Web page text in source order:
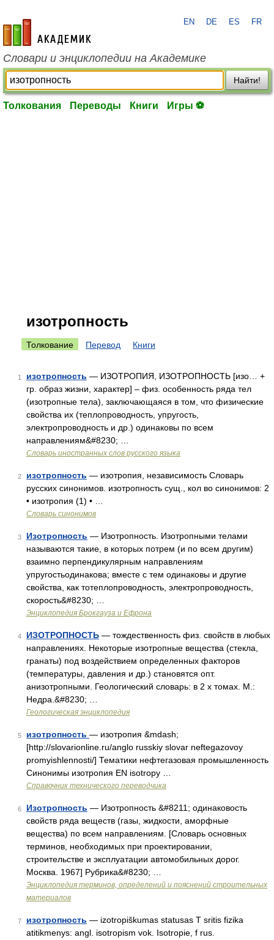
academic.ru
EN DE ES FR
Словари и энциклопедии на Академике
Найти!
Толкования Переводы Книги Игры ⚽
изотропность
Толкование Перевод Книги
1 изотропность — ИЗОТРОПИЯ, ИЗОТРОПНОСТЬ [изо… +
гр. образ жизни, характер] – физ. особенность ряда тел
(изотропные тела), заключающаяся в том, что физические
свойства их (теплопроводность, упругость,
электропроводность и др.) одинаковы по всем
направлениям&#8230; …
Словарь иностранных слов русского языка
2 изотропность — изотропия, независимость Словарь
русских синонимов. изотропность сущ., кол во синонимов: 2
• изотропия (1) • …
Словарь синонимов
3 Изотропность — Изотропность. Изотропными телами
называются такие, в которых потрем (и по всем другим)
взаимно перпендикулярным направлениям
упругостьодинакова; вместе с тем одинаковы и другие
свойства, как тотеплопроводность, электропроводность,
скорость&#8230; …
Энциклопедия Брокгауза и Ефрона
4 ИЗОТРОПНОСТЬ — тождественность физ. свойств в любых
направлениях. Некоторые изотропные вещества (стекла,
гранаты) под воздействием определенных факторов
(температуры, давления и др.) становятся опт.
анизотропными. Геологический словарь: в 2 х томах. М.:
Недра.&#8230; …
Геологическая энциклопедия
5 изотропность — изотропия &mdash;
[http://slovarionline.ru/anglo russkiy slovar neftegazovoy
promyishlennosti/] Тематики нефтегазовая промышленность
Синонимы изотропия EN isotropy …
Справочник технического переводчика
6 Изотропность — Изотропность &#8211; одинаковость
свойств ряда веществ (газы, жидкости, аморфные
вещества) по всем направлениям. [Словарь основных
терминов, необходимых при проектировании,
строительстве и эксплуатации автомобильных дорог.
Москва. 1967] Рубрика&#8230; …
Энциклопедия терминов, определений и пояснений строительных
материалов
7 изотропность — izotropiškumas statusas T sritis fizika
atitikmenys: angl. isotropism vok. Isotropie, f rus.